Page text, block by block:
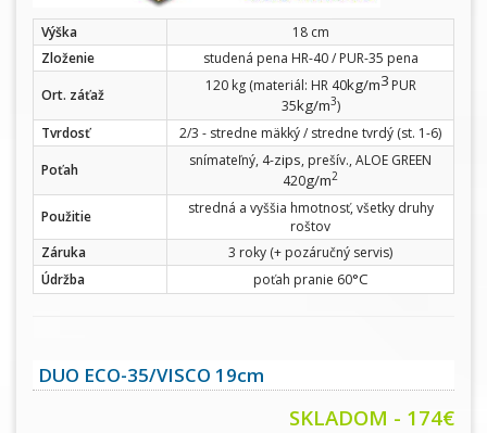
Výška
18 cm
Zloženie
studená pena HR-40 / PUR-35 pena
Ort. záťaž
120 kg (materiál: HR 40kg/m3 PUR
35kg/m3)
Tvrdosť
2/3 - stredne mäkký / stredne tvrdý (st. 1-6)
Poťah
snímateľný, 4-zips, prešív., ALOE GREEN
420g/m2
Použitie
stredná a vyššia hmotnosť, všetky druhy
roštov
Záruka
3 roky (+ pozáručný servis)
Údržba
poťah pranie 60°C
DUO ECO-35/VISCO 19cm
SKLADOM - 174€